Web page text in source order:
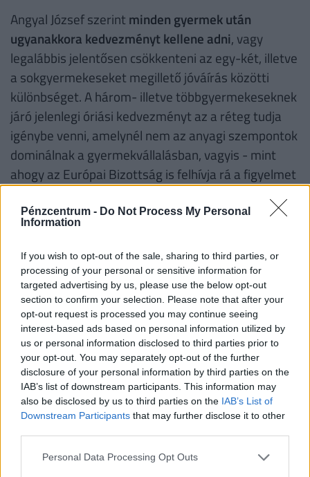
Pénzcentrum - Do Not Process My Personal
Information
If you wish to opt-out of the sale, sharing to third parties, or
processing of your personal or sensitive information for
targeted advertising by us, please use the below opt-out
section to confirm your selection. Please note that after your
opt-out request is processed you may continue seeing
interest-based ads based on personal information utilized by
us or personal information disclosed to third parties prior to
your opt-out. You may separately opt-out of the further
disclosure of your personal information by third parties on the
IAB’s list of downstream participants. This information may
also be disclosed by us to third parties on the IAB’s List of
Downstream Participants that may further disclose it to other
Personal Data Processing Opt Outs
Angyal József szerintminden gyermek után
ugyanakkora kedvezményt kellene adni, vagy
legalábbis jelentősen csökkenteni az egy-két, illetve
a sokgyermekeseket megillető jóváírás közötti
különbséget. A három- illetve többgyermekeseknek
járó jelenlegi óriási kedvezményt az a réteg tudja
igénybe venni, amelynél nem az anyagi szempontok
dominálnak a gyermekvállalásban, vagyis - mint
ahogy az Európai Bizottság is felhívja rá a figyelmet
Ellenben, ha az alacsonyabb keresetű
gyermektelenek, illetve egy-, kétgyermekesek
megélhetését megkönnyítené az állam, akkor vagy
többet fogyasztanának, vagy könnyebben
vállalnának újabb gyermekeket.
Szolidaritás, vagy nagyobb járulékért cserébe
magasabb juttatás?
Az alacsonyabb keresetűeket annak árán is
kedvezőbb helyzetbe lehetne hozni, hogy mégsem
szűnne meg az évi 1 millió 424 ezer forint fölötti
megtakarítani. A magasabb keresetűek is